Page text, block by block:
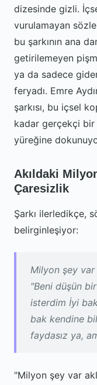
dizesinde gizli.
vurulamayan
bu şarkının ana
getirilemeyen
ya da sadece
feryadı. Emre
şarkısı, bu içsel
kadar gerçekçi bir
yüreğine
Akıldaki
Çaresizlik
Şarkı ilerledikçe,
belirginleşiyor:
Milyon şey var
"Beni düşün
isterdim İyi
bak kendine
faydasız ya,
"Milyon şey var